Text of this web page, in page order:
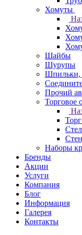
Хомуты
Шайбы
Шурупы
Прочий
Торговое
Наборы
Бренды
Акции
Услуги
Компания
Блог
Информация
Галерея
Контакты